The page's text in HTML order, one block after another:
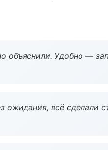
объяснили. Удобно —
ожидания, всё сделали